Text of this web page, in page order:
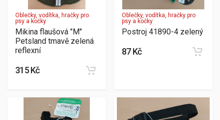
Oblečky, vodítka, hračky pro
psy a kočky
Mikina flaušová "M"
Petsland tmavě zelená
reflexní
315 Kč
Oblečky, vodítka, hračky pro
psy a kočky
Postroj 41890-4 zelený
87 Kč